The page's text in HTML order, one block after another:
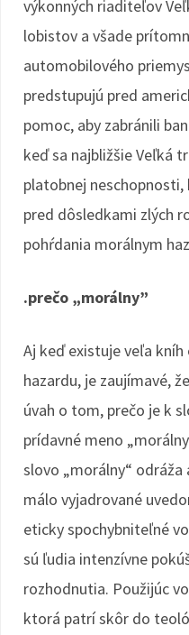
výkonných riaditeľov
lobistov a všade
automobilového
predstupujú pred
pomoc, aby zabránili
keď sa najbližšie Veľká
platobnej
pred dôsledkami zlých
pohŕdania morálnym
.prečo „morálny”
Aj keď existuje veľa
hazardu, je zaujímavé,
úvah o tom, prečo je k
prídavné meno
slovo „morálny“
málo vyjadrované
eticky spochybniteľné
sú ľudia intenzívne
rozhodnutia. Použijúc
ktorá patrí skôr do